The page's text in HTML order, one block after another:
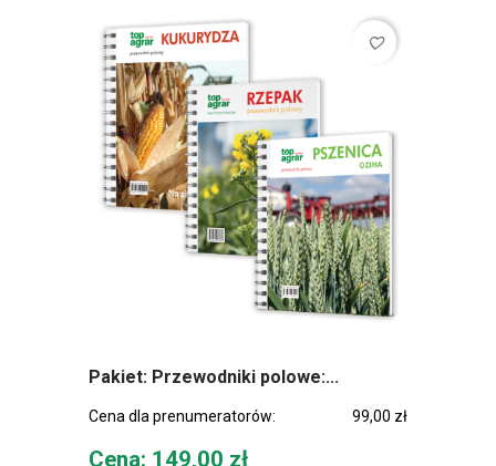
favorite_border
Pakiet: Przewodniki polowe:...
Cena dla prenumeratorów: 99,00 zł
Cena
Cena: 149,00 zł